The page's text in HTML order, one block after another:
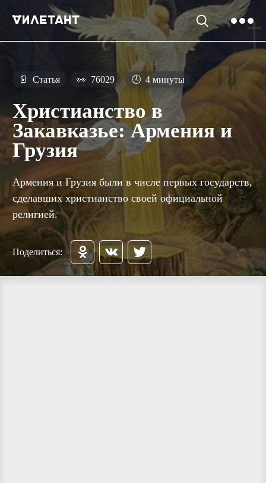
📄 Статья 👀 76029 🕓 4 минуты
Христианство в
Закавказье: Армения и
Грузия
Армения и Грузия были в числе первых государств,
сделавших христианство своей официальной
религией.
Поделиться: